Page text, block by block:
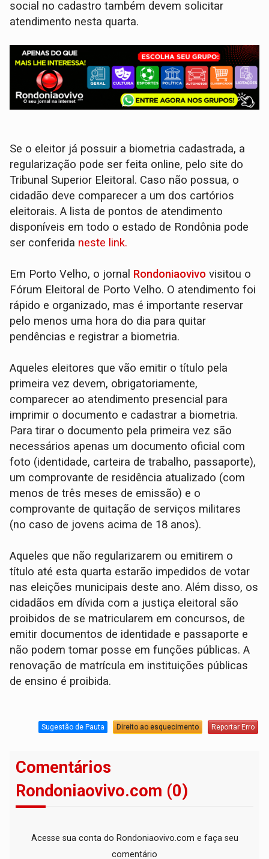
social no cadastro também devem solicitar
atendimento nesta quarta.
Se o eleitor já possuir a biometria cadastrada, a
regularização pode ser feita online, pelo site do
Tribunal Superior Eleitoral. Caso não possua, o
cidadão deve comparecer a um dos cartórios
eleitorais. A lista de pontos de atendimento
disponíveis em todo o estado de Rondônia pode
ser conferida neste link.
Em Porto Velho, o jornal Rondoniaovivo visitou o
Fórum Eleitoral de Porto Velho. O atendimento foi
rápido e organizado, mas é importante reservar
pelo menos uma hora do dia para quitar
pendências e registrar a biometria.
Aqueles eleitores que vão emitir o título pela
primeira vez devem, obrigatoriamente,
comparecer ao atendimento presencial para
imprimir o documento e cadastrar a biometria.
Para tirar o documento pela primeira vez são
necessários apenas um documento oficial com
foto (identidade, carteira de trabalho, passaporte),
um comprovante de residência atualizado (com
menos de três meses de emissão) e o
comprovante de quitação de serviços militares
(no caso de jovens acima de 18 anos).
Aqueles que não regularizarem ou emitirem o
título até esta quarta estarão impedidos de votar
nas eleições municipais deste ano. Além disso, os
cidadãos em dívida com a justiça eleitoral são
proibidos de se matricularem em concursos, de
emitir documentos de identidade e passaporte e
não podem tomar posse em funções públicas. A
renovação de matrícula em instituições públicas
de ensino é proibida.
Sugestão de Pauta Direito ao esquecimento Reportar Erro
Comentários
Rondoniaovivo.com (0)
Acesse sua conta do Rondoniaovivo.com e faça seu
comentário